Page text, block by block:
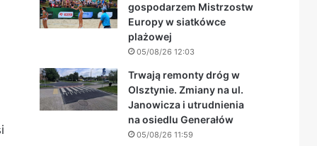
gospodarzem Mistrzostw
Europy w siatkówce
plażowej
05/08/26 12:03
Trwają remonty dróg w
Olsztynie. Zmiany na ul.
Janowicza i utrudnienia
na osiedlu Generałów
05/08/26 11:59